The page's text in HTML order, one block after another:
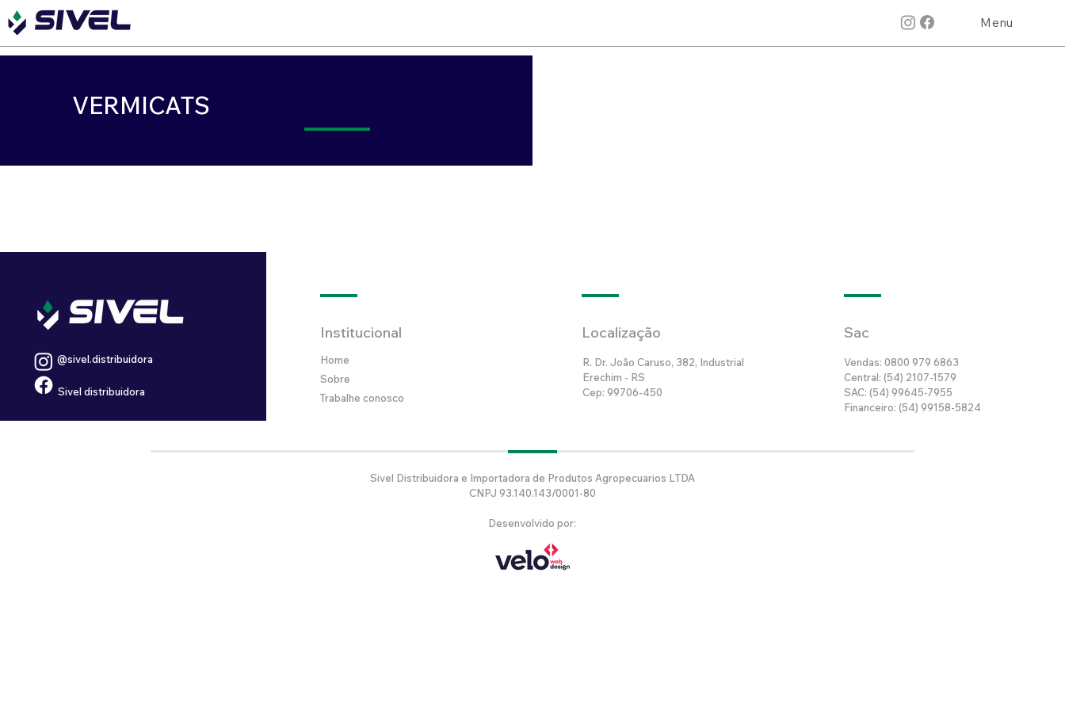
Menu
VERMICATS
@sivel.distribuidora
Sivel distribuidora
Institucional
Home
Sobre
Trabalhe conosco
Localização
R. Dr. João Caruso, 382, Industrial
Erechim - RS
Cep: 99706-450
Sac
Vendas: 0800 979 6863
Central: (54) 2107-1579
SAC: (54) 99645-7955
Financeiro: (54) 99158-5824
Sivel Distribuidora e Importadora de Produtos Agropecuarios LTDA
CNPJ 93.140.143/0001-80
Desenvolvido por: